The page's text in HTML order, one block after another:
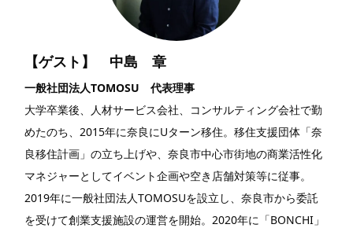
【ゲスト】 中島 章
一般社団法人TOMOSU 代表理事
大学卒業後、人材サービス会社、コンサルティング会社で勤
めたのち、2015年に奈良にUターン移住。移住支援団体「奈
良移住計画」の立ち上げや、奈良市中心市街地の商業活性化
マネジャーとしてイベント企画や空き店舗対策等に従事。
2019年に一般社団法人TOMOSUを設立し、奈良市から委託
を受けて創業支援施設の運営を開始。2020年に「BONCHI」